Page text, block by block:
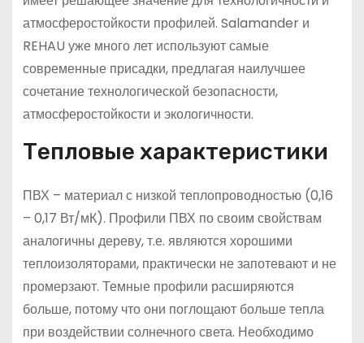
атмосферостойкости профилей. Salamander и
REHAU уже много лет используют самые
современные присадки, предлагая наилучшее
сочетание технологической безопасности,
атмосферостойкости и экологичности.
Тепловые характеристики
ПВХ – материал с низкой теплопроводностью (0,16
– 0,17 Вт/мК). Профили ПВХ по своим свойствам
аналогичны дереву, т.е. являются хорошими
теплоизоляторами, практически не запотевают и не
промерзают. Темные профили расширяются
больше, потому что они поглощают больше тепла
при воздействии солнечного света. Необходимо